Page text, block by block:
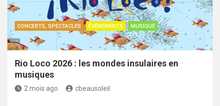
CONCERTS, SPECTACLES ÉVÉNEMENTS MUSIQUE
Rio Loco 2026 : les mondes insulaires en
musiques
2 mois ago cbeausoleil